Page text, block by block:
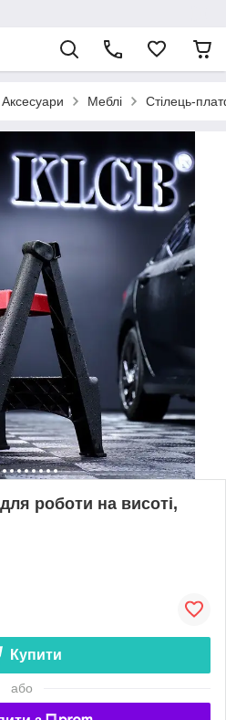
Аксесуари Меблі Стілець-
роботи на висоті,
Купити
або